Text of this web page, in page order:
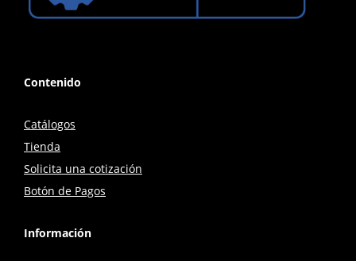
Contenido
Catálogos
Tienda
Solicita una cotización
Botón de Pagos
Información